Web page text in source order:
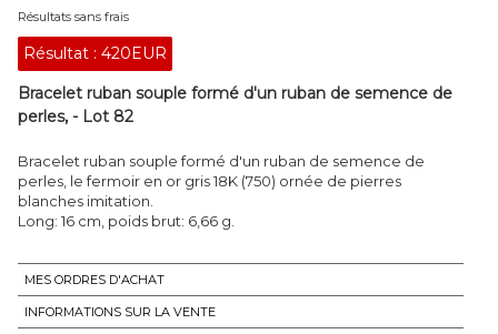
Résultats sans frais
Résultat : 420EUR
Bracelet ruban souple formé d'un ruban de semence de
perles, - Lot 82
Bracelet ruban souple formé d'un ruban de semence de
perles, le fermoir en or gris 18K (750) ornée de pierres
blanches imitation.
Long: 16 cm, poids brut: 6,66 g.
MES ORDRES D'ACHAT
INFORMATIONS SUR LA VENTE